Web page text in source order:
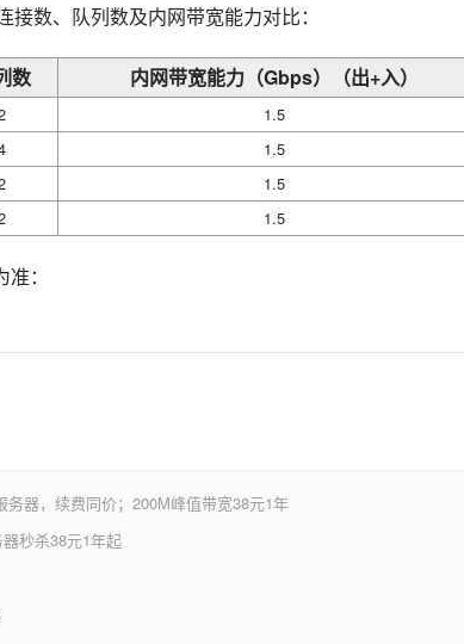
数、队列数及内网带宽能力对比：
数 内网带宽能力（Gbps）（出+入）
1.5
1.5
1.5
1.5
：
务器，续费同价；200M峰值带宽38元1年
秒杀38元1年起